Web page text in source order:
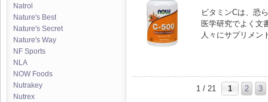
Natrol
Nature's Best
Nature's Secret
Nature's Way
NF Sports
NLA
NOW Foods
Nutrakey
Nutrex
ビタミンCは、恐
医学研究でよく文
人々にサプリメン
1 / 21 1 2 3